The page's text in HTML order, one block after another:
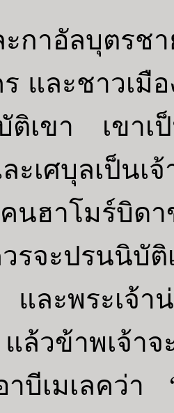
กาอัลบุตรชา
และชาวเมื
ติเขา เขาเ
เศบุลเป็นเ
นฮาโมร์บิดา
รจะปรนนิบัติ
พระเจ้าน่า
ล้วข้าพเจ้าจ
าบีเมเลคว่